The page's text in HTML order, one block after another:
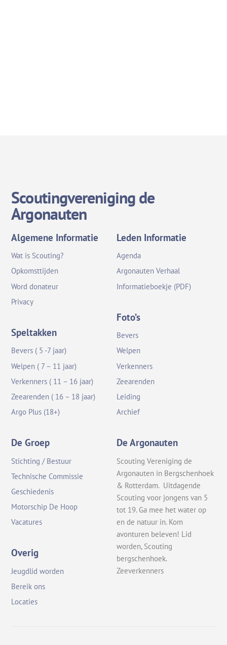
Scoutingvereniging de
Argonauten
Algemene Informatie
Wat is Scouting?
Opkomsttijden
Word donateur
Privacy
Speltakken
Bevers ( 5 -7 jaar)
Welpen ( 7 – 11 jaar)
Verkenners ( 11 – 16 jaar)
Zeearenden ( 16 – 18 jaar)
Argo Plus (18+)
Leden Informatie
Agenda
Argonauten Verhaal
Informatieboekje (PDF)
Foto’s
Bevers
Welpen
Verkenners
Zeearenden
Leiding
Archief
De Groep
Stichting / Bestuur
Technische Commissie
Geschiedenis
Motorschip De Hoop
Vacatures
Overig
Jeugdlid worden
Bereik ons
Locaties
De Argonauten
Scouting Vereniging de
Argonauten in Bergschenhoek
& Rotterdam. Uitdagende
Scouting voor jongens van 5
tot 19. Ga mee het water op
en de natuur in. Kom
avonturen beleven! Lid
worden, Scouting
bergschenhoek.
Zeeverkenners